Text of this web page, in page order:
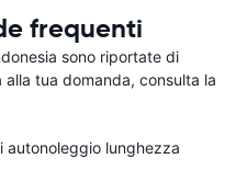
frequenti
sono riportate di
tua domanda, consulta la
autonoleggio lunghezza